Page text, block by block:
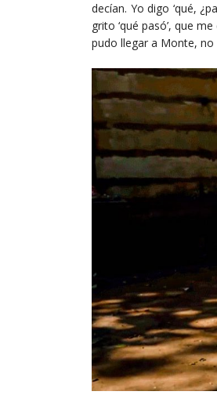
decían. Yo digo ‘qué,
grito ‘qué pasó’, que
pudo llegar a Monte,